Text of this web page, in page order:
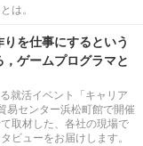
は。
りを仕事にするという
ゲームプログラマと
就活イベント「キャリア
易センター浜松町館で開催
取材した、各社の現場で
ビューをお届けします。